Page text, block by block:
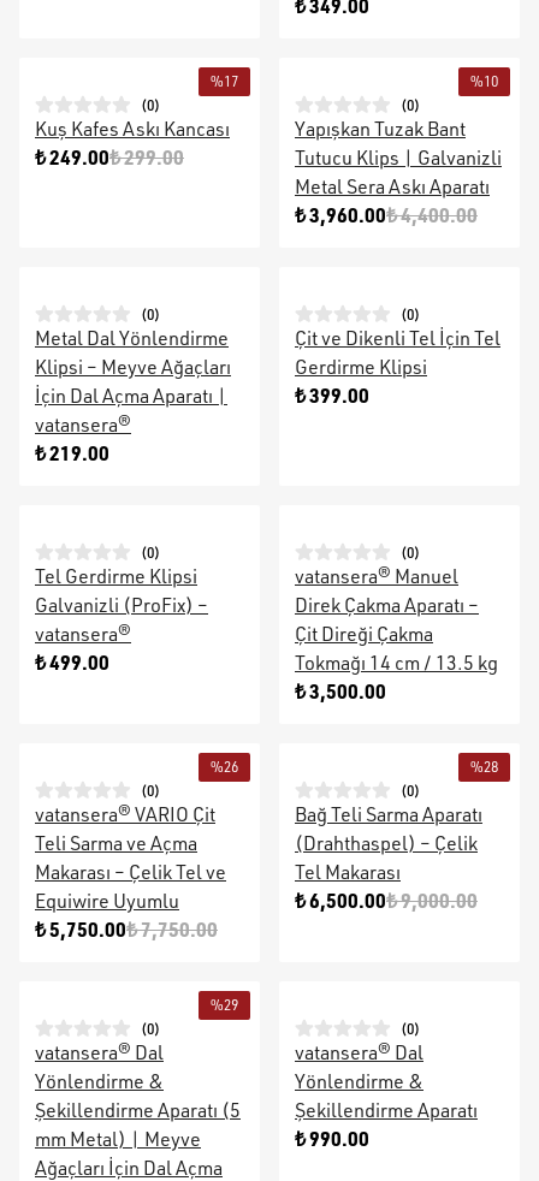
₺ 349.00
%17
(0)
Kuş Kafes Askı Kancası
₺ 249.00₺ 299.00
%10
(0)
Yapışkan Tuzak Bant
Tutucu Klips | Galvanizli
Metal Sera Askı Aparatı
₺ 3,960.00₺ 4,400.00
(0)
Metal Dal Yönlendirme
Klipsi – Meyve Ağaçları
İçin Dal Açma Aparatı |
vatansera®
₺ 219.00
(0)
Çit ve Dikenli Tel İçin Tel
Gerdirme Klipsi
₺ 399.00
(0)
Tel Gerdirme Klipsi
Galvanizli (ProFix) –
vatansera®
₺ 499.00
(0)
vatansera® Manuel
Direk Çakma Aparatı –
Çit Direği Çakma
Tokmağı 14 cm / 13.5 kg
₺ 3,500.00
%26
(0)
vatansera® VARIO Çit
Teli Sarma ve Açma
Makarası – Çelik Tel ve
Equiwire Uyumlu
₺ 5,750.00₺ 7,750.00
%28
(0)
Bağ Teli Sarma Aparatı
(Drahthaspel) – Çelik
Tel Makarası
₺ 6,500.00₺ 9,000.00
%29
(0)
vatansera® Dal
Yönlendirme &
Şekillendirme Aparatı (5
mm Metal) | Meyve
Ağaçları İçin Dal Açma
(0)
vatansera® Dal
Yönlendirme &
Şekillendirme Aparatı
₺ 990.00